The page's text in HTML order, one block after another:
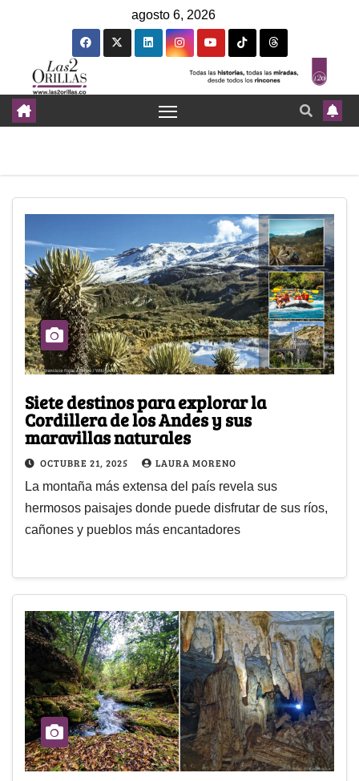
agosto 6, 2026
Siete destinos para explorar la
Cordillera de los Andes y sus
maravillas naturales
OCTUBRE 21, 2025 LAURA MORENO
La montaña más extensa del país revela sus
hermosos paisajes donde puede disfrutar de sus ríos,
cañones y pueblos más encantadores